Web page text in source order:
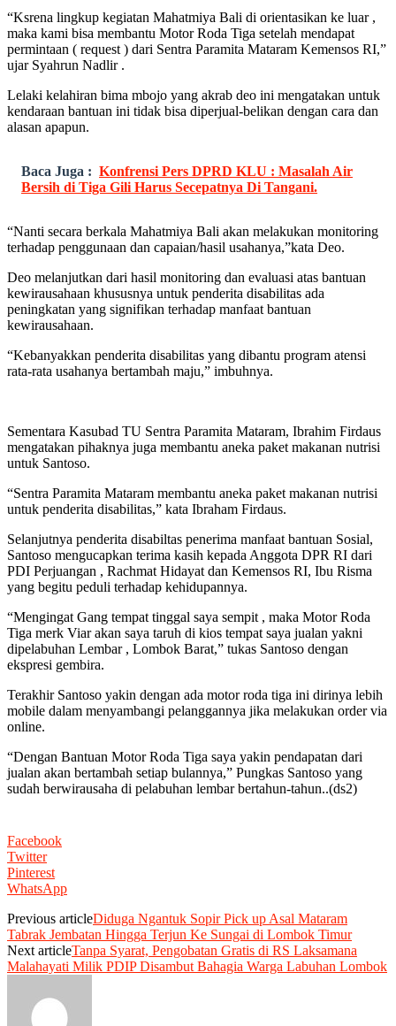
“Ksrena lingkup kegiatan Mahatmiya Bali di orientasikan ke luar ,
maka kami bisa membantu Motor Roda Tiga setelah mendapat
permintaan ( request ) dari Sentra Paramita Mataram Kemensos RI,”
ujar Syahrun Nadlir .
Lelaki kelahiran bima mbojo yang akrab deo ini mengatakan untuk
kendaraan bantuan ini tidak bisa diperjual-belikan dengan cara dan
alasan apapun.
Baca Juga : Konfrensi Pers DPRD KLU : Masalah Air
Bersih di Tiga Gili Harus Secepatnya Di Tangani.
“Nanti secara berkala Mahatmiya Bali akan melakukan monitoring
terhadap penggunaan dan capaian/hasil usahanya,”kata Deo.
Deo melanjutkan dari hasil monitoring dan evaluasi atas bantuan
kewirausahaan khususnya untuk penderita disabilitas ada
peningkatan yang signifikan terhadap manfaat bantuan
kewirausahaan.
“Kebanyakkan penderita disabilitas yang dibantu program atensi
rata-rata usahanya bertambah maju,” imbuhnya.
Sementara Kasubad TU Sentra Paramita Mataram, Ibrahim Firdaus
mengatakan pihaknya juga membantu aneka paket makanan nutrisi
untuk Santoso.
“Sentra Paramita Mataram membantu aneka paket makanan nutrisi
untuk penderita disabilitas,” kata Ibraham Firdaus.
Selanjutnya penderita disabiltas penerima manfaat bantuan Sosial,
Santoso mengucapkan terima kasih kepada Anggota DPR RI dari
PDI Perjuangan , Rachmat Hidayat dan Kemensos RI, Ibu Risma
yang begitu peduli terhadap kehidupannya.
“Mengingat Gang tempat tinggal saya sempit , maka Motor Roda
Tiga merk Viar akan saya taruh di kios tempat saya jualan yakni
dipelabuhan Lembar , Lombok Barat,” tukas Santoso dengan
ekspresi gembira.
Terakhir Santoso yakin dengan ada motor roda tiga ini dirinya lebih
mobile dalam menyambangi pelanggannya jika melakukan order via
online.
“Dengan Bantuan Motor Roda Tiga saya yakin pendapatan dari
jualan akan bertambah setiap bulannya,” Pungkas Santoso yang
sudah berwirausaha di pelabuhan lembar bertahun-tahun..(ds2)
Facebook
Twitter
Pinterest
WhatsApp
Previous articleDiduga Ngantuk Sopir Pick up Asal Mataram
Tabrak Jembatan Hingga Terjun Ke Sungai di Lombok Timur
Next articleTanpa Syarat, Pengobatan Gratis di RS Laksamana
Malahayati Milik PDIP Disambut Bahagia Warga Labuhan Lombok